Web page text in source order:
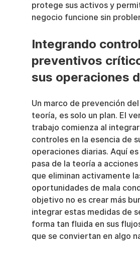
protege sus activos y
negocio funcione sin
Integrando
preventivos
sus operaciones
Un marco de prevención
teoría, es solo un plan. El
trabajo comienza al
controles en la esencia de
operaciones diarias. Aquí
pasa de la teoría a
que eliminan activamente
oportunidades de mala
objetivo no es crear más
integrar estas medidas de
forma tan fluida en sus
que se conviertan en algo